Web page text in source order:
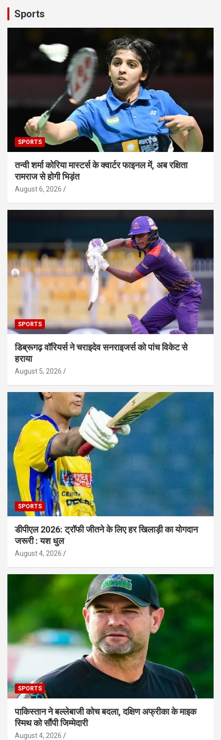
Sports
SPORTS
तन्वी शर्मा कोरिया मास्टर्स के क्वार्टर फाइनल में, अब रक्षिता
रामराज से होगी भिड़ंत
August 6, 2026
SPORTS
डिब्रूगढ़ वॉरियर्स ने चराइदेव सनराइजर्स को पांच विकेट से
हराया
August 5, 2026
SPORTS
डीपीएल 2026: ट्रॉफी जीतने के लिए हर खिलाड़ी का योगदान
जरूरी : यश धुल
August 4, 2026
SPORTS
पाकिस्तान ने बल्लेबाजी कोच बदला, दक्षिण अफ्रीका के माइक
स्मिथ को सौंपी जिम्मेदारी
August 4, 2026